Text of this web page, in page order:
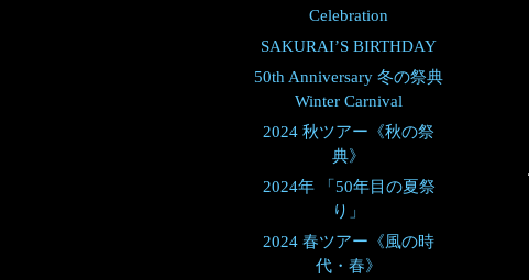
Celebration
SAKURAI’S BIRTHDAY
50th Anniversary 冬の祭典
Winter Carnival
2024 秋ツアー《秋の祭
典》
2024年 「50年目の夏祭
り」
2024 春ツアー《風の時
代・春》